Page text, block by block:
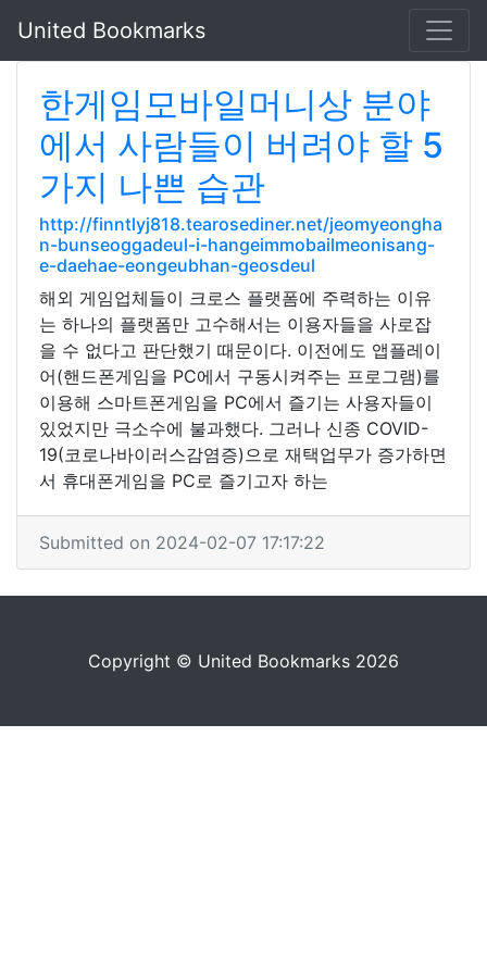
United Bookmarks
한게임모바일머니상 분야
에서 사람들이 버려야 할 5
가지 나쁜 습관
http://finntlyj818.tearosediner.net/jeomyeongha
n-bunseoggadeul-i-hangeimmobailmeonisang-
e-daehae-eongeubhan-geosdeul
해외 게임업체들이 크로스 플랫폼에 주력하는 이유
는 하나의 플랫폼만 고수해서는 이용자들을 사로잡
을 수 없다고 판단했기 때문이다. 이전에도 앱플레이
어(핸드폰게임을 PC에서 구동시켜주는 프로그램)를
이용해 스마트폰게임을 PC에서 즐기는 사용자들이
있었지만 극소수에 불과했다. 그러나 신종 COVID-
19(코로나바이러스감염증)으로 재택업무가 증가하면
서 휴대폰게임을 PC로 즐기고자 하는
Submitted on 2024-02-07 17:17:22
Copyright © United Bookmarks 2026